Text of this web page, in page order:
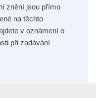
znění jsou přímo
na těchto
v oznámení o
při zadávání